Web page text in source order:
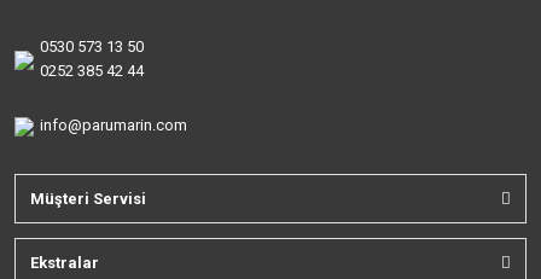
0530 573 13 50
0252 385 42 44
info@parumarin.com
Müşteri Servisi
Ekstralar